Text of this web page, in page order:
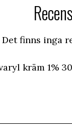
Det finns inga
kräm 1%